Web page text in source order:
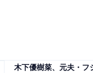
木下優樹菜、元夫・フ